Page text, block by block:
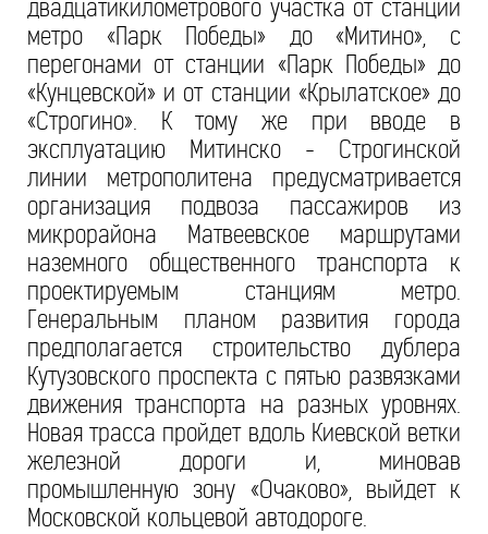
двадцатикилометрового участка от станции
метро «Парк Победы» до «Митино», с
перегонами от станции «Парк Победы» до
«Кунцевской» и от станции «Крылатское» до
«Строгино». К тому же при вводе в
эксплуатацию Митинско - Строгинской
линии метрополитена предусматривается
организация подвоза пассажиров из
микрорайона Матвеевское маршрутами
наземного общественного транспорта к
проектируемым станциям метро.
Генеральным планом развития города
предполагается строительство дублера
Кутузовского проспекта с пятью развязками
движения транспорта на разных уровнях.
Новая трасса пройдет вдоль Киевской ветки
железной дороги и, миновав
промышленную зону «Очаково», выйдет к
Московской кольцевой автодороге.